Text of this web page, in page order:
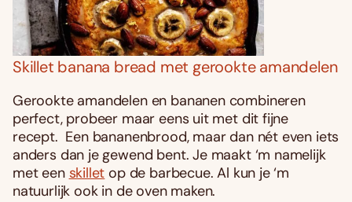
Skillet banana bread met gerookte amandelen
Gerookte amandelen en bananen combineren
perfect, probeer maar eens uit met dit fijne
recept. Een bananenbrood, maar dan nét even iets
anders dan je gewend bent. Je maakt ‘m namelijk
met een skillet op de barbecue. Al kun je ‘m
natuurlijk ook in de oven maken.